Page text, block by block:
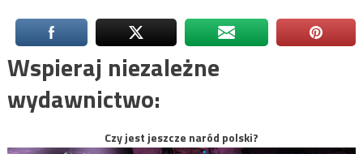
Wspieraj niezależne
wydawnictwo:
Czy jest jeszcze naród polski?